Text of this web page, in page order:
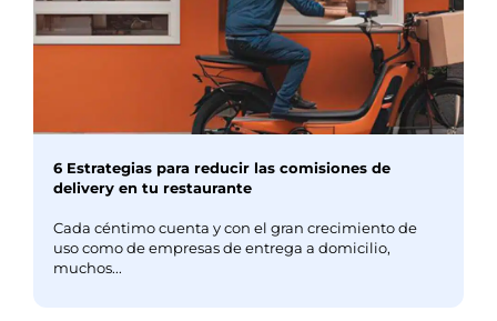
6 Estrategias para reducir las comisiones de
delivery en tu restaurante
Cada céntimo cuenta y con el gran crecimiento de
uso como de empresas de entrega a domicilio,
muchos...